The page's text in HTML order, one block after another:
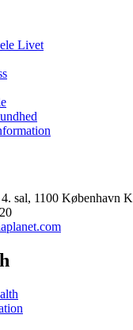
Livet
sal, 1100 København K